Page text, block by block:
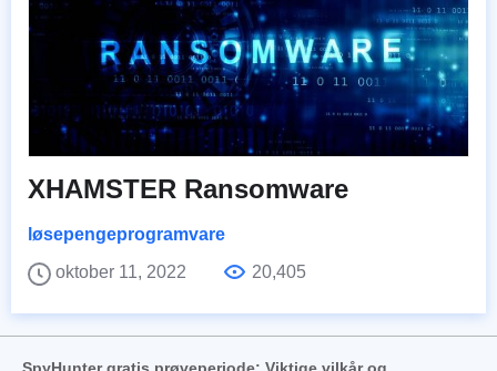
XHAMSTER Ransomware
løsepengeprogramvare
oktober 11, 2022
20,405